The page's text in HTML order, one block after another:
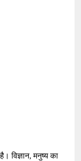
विज्ञान, मनुष्य का